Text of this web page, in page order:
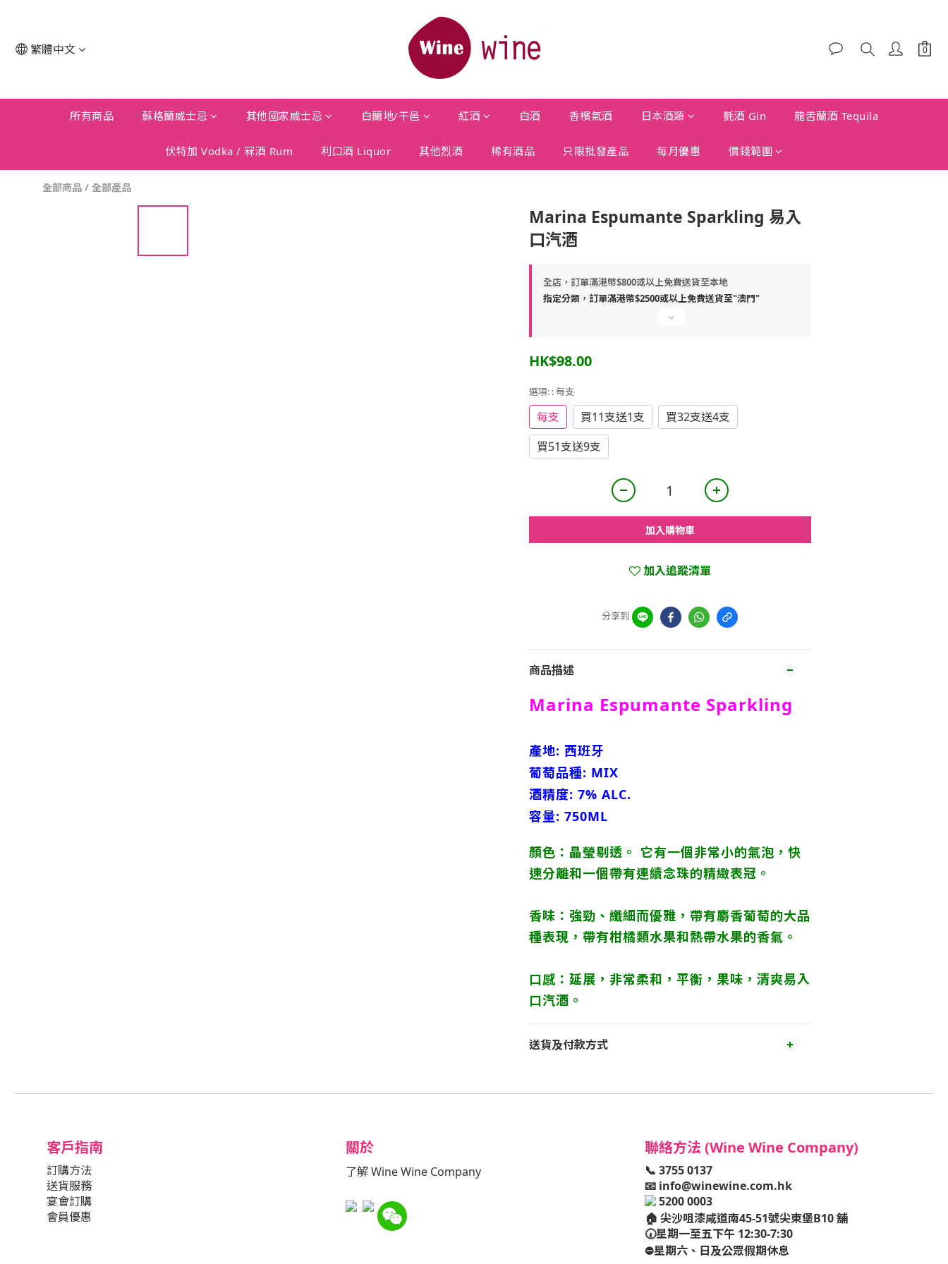
繁體中文
所有商品 蘇格蘭威士忌 其他國家威士忌 白蘭地/干邑 紅酒 白酒 香檳氣酒 日本酒類 氈酒 Gin 龍舌蘭酒 Tequila
伏特加 Vodka / 冧酒 Rum 利口酒 Liquor 其他烈酒 稀有酒品 只限批發產品 每月優惠 價錢範圍
全部商品 / 全部產品
Marina Espumante Sparkling 易入
口汽酒
全店，訂單滿港幣$800或以上免費送貨至本地
指定分類，訂單滿港幣$2500或以上免費送貨至"澳門"
HK$98.00
選項: : 每支
每支 買11支送1支
買32支送4支
買51支送9支
加入購物車
加入追蹤清單
分享到
商品描述
Marina Espumante Sparkling
產地: 西班牙
葡萄品種: MIX
酒精度: 7% ALC.
容量: 750ML
顏色：晶瑩剔透。 它有一個非常小的氣泡，快
速分離和一個帶有連續念珠的精緻表冠。
香味：強勁、纖細而優雅，帶有麝香葡萄的大品
種表現，帶有柑橘類水果和熱帶水果的香氣。
口感：延展，非常柔和，平衡，果味，清爽易入
口汽酒。
送貨及付款方式
客戶指南
訂購方法
送貨服務
宴會訂購
會員優惠
關於
了解 Wine Wine Company
聯絡方法 (Wine Wine Company)
📞 3755 0137
📧 info@winewine.com.hk
5200 0003
🏠 尖沙咀漆咸道南45-51號尖東堡B10 舖
🕢星期一至五下午 12:30-7:30
⛔️星期六、日及公眾假期休息